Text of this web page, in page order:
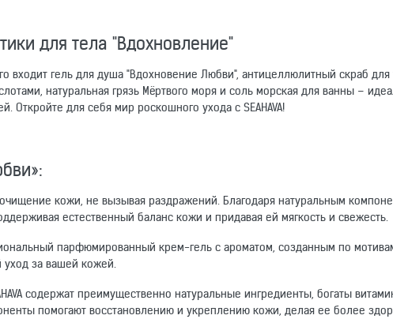
для тела "Вдохновление"
входит гель для душа "Вдохновение Любви", антицеллюлитный скраб для
натуральная грязь Мёртвого моря и соль морская для ванны –
для себя мир роскошного ухода с SEAHAVA!
кожи, не вызывая раздражений. Благодаря натуральным
естественный баланс кожи и придавая ей мягкость и свежесть.
парфюмированный крем-гель с ароматом, созданным по
за вашей кожей.
содержат преимущественно натуральные ингредиенты, богаты
помогают восстановлению и укреплению кожи, делая ее более